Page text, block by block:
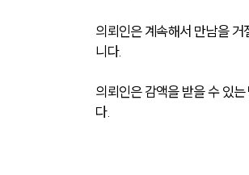
의뢰인은 계속해서 만남을
니다.
의뢰인은 감액을 받을 수 있
다.